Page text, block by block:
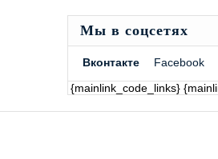
Мы в соцсетях
Вконтакте Facebook
{mainlink_code_links}